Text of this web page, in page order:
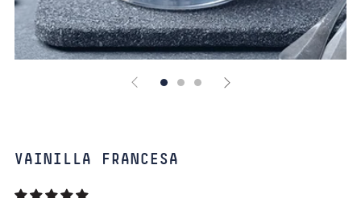
VAINILLA FRANCESA